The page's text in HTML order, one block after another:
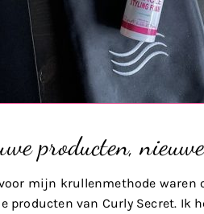
producten,
mijn krullenmethode waren
producten van Curly Secret. Ik